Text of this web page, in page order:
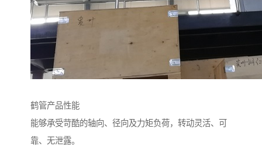
鹤管产品性能
能够承受苛酷的轴向、径向及力矩负荷，转动灵活、可
靠、无泄露。